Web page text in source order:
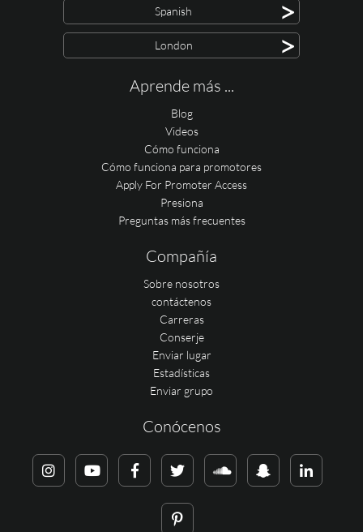
Spanish >
London >
Aprende más ...
Blog
Videos
Cómo funciona
Cómo funciona para promotores
Apply For Promoter Access
Presiona
Preguntas más frecuentes
Compañía
Sobre nosotros
contáctenos
Carreras
Conserje
Enviar lugar
Estadísticas
Enviar grupo
Conócenos